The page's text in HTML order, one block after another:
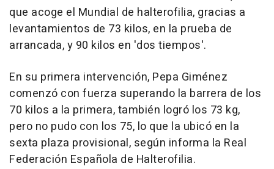
que acoge el Mundial de halterofilia, gracias a
levantamientos de 73 kilos, en la prueba de
arrancada, y 90 kilos en 'dos tiempos'.
En su primera intervención, Pepa Giménez
comenzó con fuerza superando la barrera de los
70 kilos a la primera, también logró los 73 kg,
pero no pudo con los 75, lo que la ubicó en la
sexta plaza provisional, según informa la Real
Federación Española de Halterofilia.